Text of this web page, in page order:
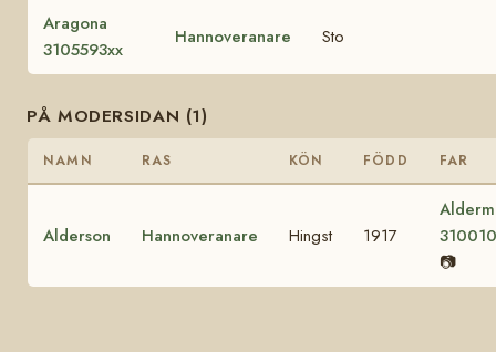
Aragona
3105593xx
Hannoveranare Sto
PÅ MODERSIDAN (1)
NAMN RAS KÖN FÖDD FAR
Alderson Hannoveranare Hingst 1917
📷